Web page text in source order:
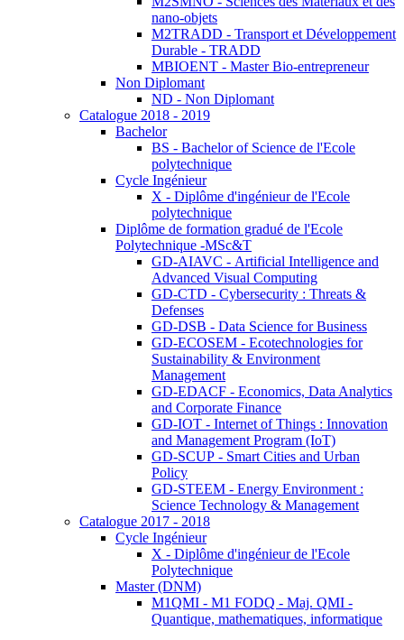
nano-objets
M2TRADD - Transport et Développement
Durable - TRADD
MBIOENT - Master Bio-entrepreneur
Non Diplomant
ND - Non Diplomant
Catalogue 2018 - 2019
Bachelor
BS - Bachelor of Science de l'Ecole
polytechnique
Cycle Ingénieur
X - Diplôme d'ingénieur de l'Ecole
polytechnique
Diplôme de formation gradué de l'Ecole
Polytechnique -MSc&T
GD-AIAVC - Artificial Intelligence and
Advanced Visual Computing
GD-CTD - Cybersecurity : Threats &
Defenses
GD-DSB - Data Science for Business
GD-ECOSEM - Ecotechnologies for
Sustainability & Environment
Management
GD-EDACF - Economics, Data Analytics
and Corporate Finance
GD-IOT - Internet of Things : Innovation
and Management Program (IoT)
GD-SCUP - Smart Cities and Urban
Policy
GD-STEEM - Energy Environment :
Science Technology & Management
Catalogue 2017 - 2018
Cycle Ingénieur
X - Diplôme d'ingénieur de l'Ecole
Polytechnique
Master (DNM)
M1QMI - M1 FODQ - Maj. QMI -
Quantique, mathematiques, informatique